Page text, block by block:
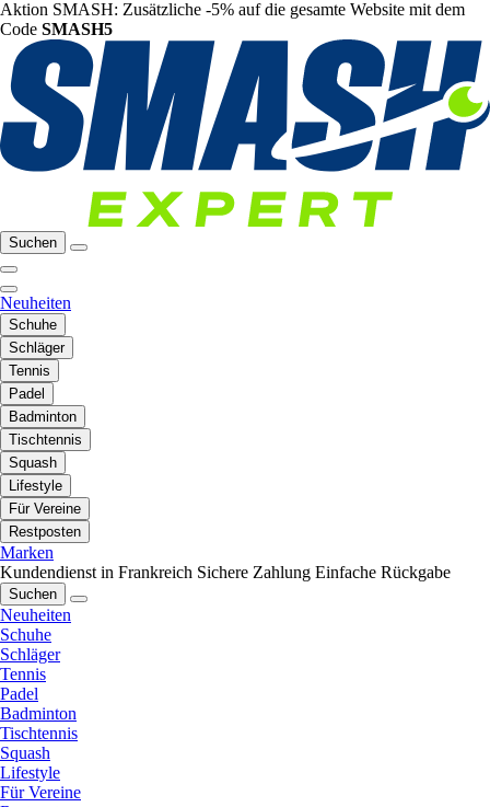
Aktion SMASH: Zusätzliche -5% auf die gesamte Website mit dem
Code SMASH5
Suchen
Neuheiten
Schuhe
Schläger
Tennis
Padel
Badminton
Tischtennis
Squash
Lifestyle
Für Vereine
Restposten
Marken
Kundendienst in Frankreich Sichere Zahlung Einfache Rückgabe
Suchen
Neuheiten
Schuhe
Schläger
Tennis
Padel
Badminton
Tischtennis
Squash
Lifestyle
Für Vereine